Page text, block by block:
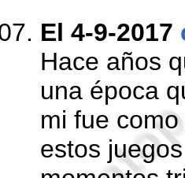
El 4-9-2017
Hace años
una época
mi fue
estos